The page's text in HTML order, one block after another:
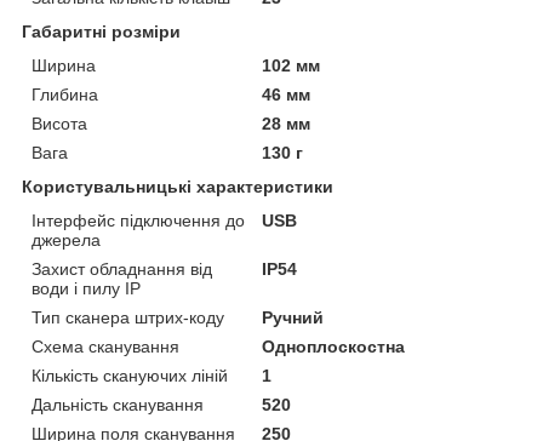
Габаритні розміри
Ширина
102 мм
Глибина
46 мм
Висота
28 мм
Вага
130 г
Користувальницькі характеристики
Інтерфейс підключення до
джерела
USB
Захист обладнання від
води і пилу IP
IP54
Тип сканера штрих-коду
Ручний
Схема сканування
Одноплоскостна
Кількість скануючих ліній
1
Дальність сканування
520
Ширина поля сканування
250